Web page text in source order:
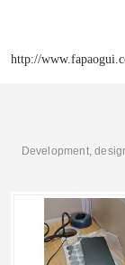
http://
Development,